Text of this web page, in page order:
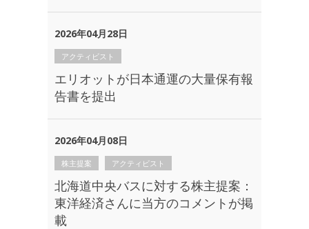
2026年04月28日
アクティビスト
エリオットが日本通運の大量保有報
告書を提出
2026年04月08日
株主提案 アクティビスト
北海道中央バスに対する株主提案：
東洋経済さんに当方のコメントが掲
載